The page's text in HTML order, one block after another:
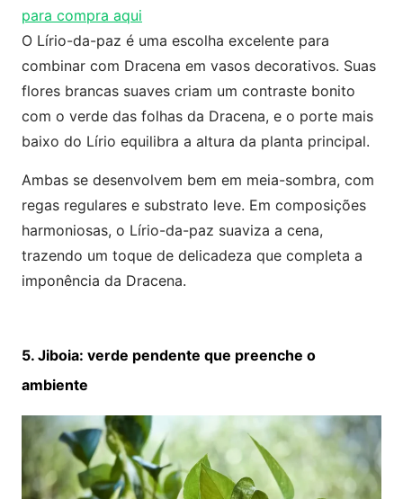
para compra aqui
O Lírio-da-paz é uma escolha excelente para
combinar com Dracena em vasos decorativos. Suas
flores brancas suaves criam um contraste bonito
com o verde das folhas da Dracena, e o porte mais
baixo do Lírio equilibra a altura da planta principal.
Ambas se desenvolvem bem em meia-sombra, com
regas regulares e substrato leve. Em composições
harmoniosas, o Lírio-da-paz suaviza a cena,
trazendo um toque de delicadeza que completa a
imponência da Dracena.
5. Jiboia: verde pendente que preenche o
ambiente